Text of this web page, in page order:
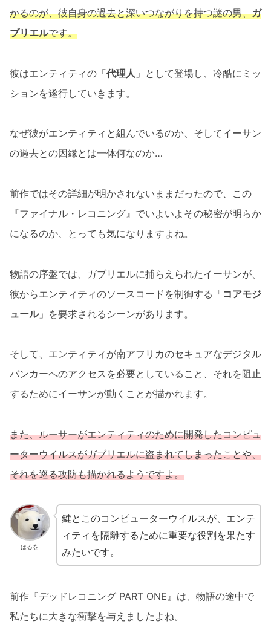
かるのが、彼自身の過去と深いつながりを持つ謎の男、ガ
ブリエルです。
彼はエンティティの「代理人 」として登場し、冷酷にミッ
ションを遂行していきます。
なぜ彼がエンティティと組んでいるのか、そしてイーサン
の過去との因縁とは一体何なのか…
前作ではその詳細が明かされないままだったので、この
『ファイナル・レコニング』でいよいよその秘密が明らか
になるのか、とっても気になりますよね。
物語の序盤では、ガブリエルに捕らえられたイーサンが、
彼からエンティティのソースコードを制御する「コアモジ
ュール」を要求されるシーンがあります。
そして、エンティティが南アフリカのセキュアなデジタル
バンカーへのアクセスを必要としていること、それを阻止
するためにイーサンが動くことが描かれます。
また、ルーサーがエンティティのために開発したコンピュ
ーターウイルスがガブリエルに盗まれてしまったことや、
それを巡る攻防も描かれるようですよ。
はるを
鍵とこのコンピューターウイルスが、エンテ
ィティを隔離するために重要な役割を果たす
みたいです。
前作『デッドレコニング PART ONE』は、物語の途中で
私たちに大きな衝撃を与えましたよね。